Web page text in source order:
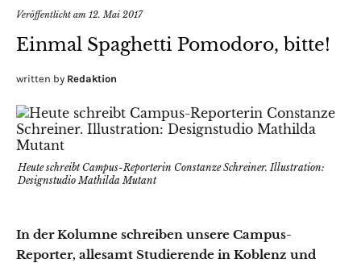
Veröffentlicht am 12. Mai 2017
Einmal Spaghetti Pomodoro, bitte!
written by Redaktion
Heute schreibt Campus-Reporterin Constanze Schreiner. Illustration:
Designstudio Mathilda Mutant
In der Kolumne schreiben unsere Campus-
Reporter, allesamt Studierende in Koblenz und